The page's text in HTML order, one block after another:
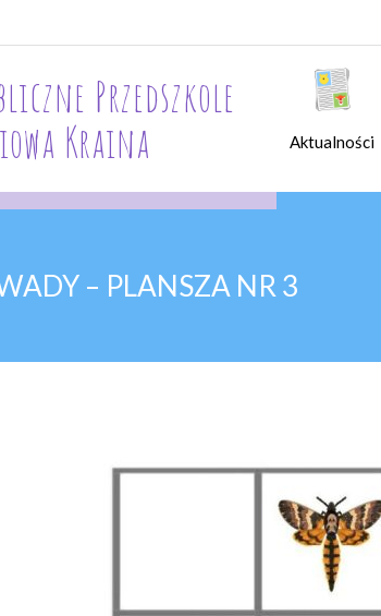
Przedszkole
Kraina
Aktualności
– PLANSZA NR 3